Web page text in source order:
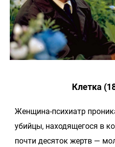
Клетка
Женщина-психиатр
убийцы, находящегося в
почти десяток жертв —